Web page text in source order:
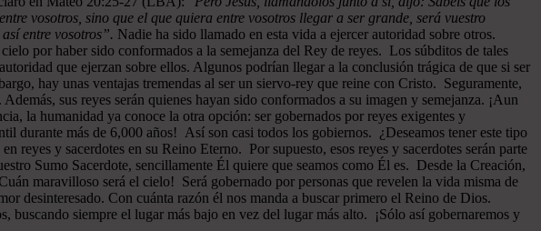
vosotros, sino que el que quiera entre vosotros llegar a ser grande, será vuestro
entre vosotros”. Nadie ha sido llamado en esta vida a ejercer autoridad sobre otros.
por haber sido conformados a la semejanza del Rey de reyes. Los súbditos de tales
que ejerzan sobre ellos. Algunos podrían llegar a la conclusión trágica de que si ser
hay unas ventajas tremendas al ser un siervo-rey que reine con Cristo. Seguramente,
sus reyes serán quienes hayan sido conformados a su imagen y semejanza. ¡Aun
la humanidad ya conoce la otra opción: ser gobernados por reyes exigentes y
durante más de 6,000 años! Así son casi todos los gobiernos. ¿Deseamos tener este tipo
reyes y sacerdotes en su Reino Eterno. Por supuesto, esos reyes y sacerdotes serán parte
Sumo Sacerdote, sencillamente Él quiere que seamos como Él es. Desde la Creación,
maravilloso será el cielo! Será gobernado por personas que revelen la vida misma de
desinteresado. Con cuánta razón él nos manda a buscar primero el Reino de Dios.
buscando siempre el lugar más bajo en vez del lugar más alto. ¡Sólo así gobernaremos y